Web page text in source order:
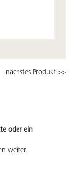
nächstes Produkt >>
oder ein
weiter.